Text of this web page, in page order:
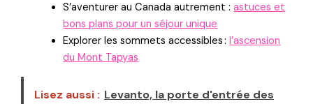
S’aventurer au Canada autrement :astuces et
bons plans pour un séjour unique
Explorer les sommets accessibles :l’ascension
du Mont Tapyas
Lisez aussi : Levanto, la porte d'entrée des